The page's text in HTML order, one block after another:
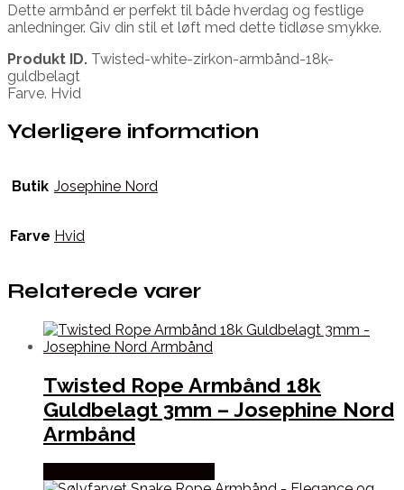
Dette armbånd er perfekt til både hverdag og festlige
anledninger. Giv din stil et løft med dette tidløse smykke.
Produkt ID. Twisted-white-zirkon-armbånd-18k-
guldbelagt
Farve. Hvid
Yderligere information
Butik Josephine Nord
Farve Hvid
Relaterede varer
Twisted Rope Armbånd 18k
Guldbelagt 3mm – Josephine Nord
Armbånd